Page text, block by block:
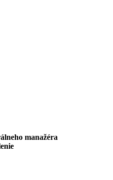
manažéra